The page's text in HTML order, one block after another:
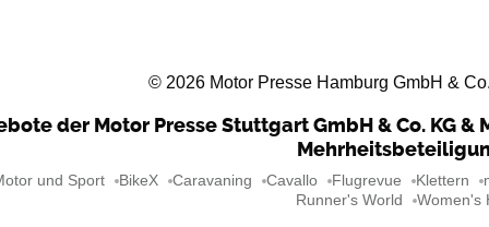
© 2026 Motor Presse Hamburg GmbH &
der Motor Presse Stuttgart GmbH & Co. KG &
und Sport BikeX Caravaning Cavallo Flugrevue Klettern
Runner's World
Women's